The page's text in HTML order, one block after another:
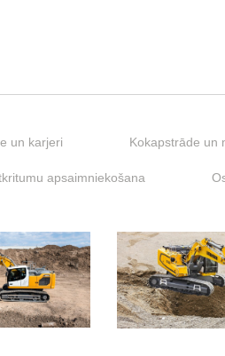
un karjeri Kokapstrāde un
apsaimniekošana